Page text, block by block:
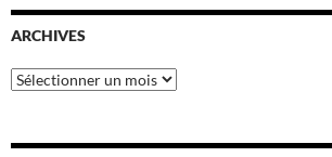
ARCHIVES
Archives